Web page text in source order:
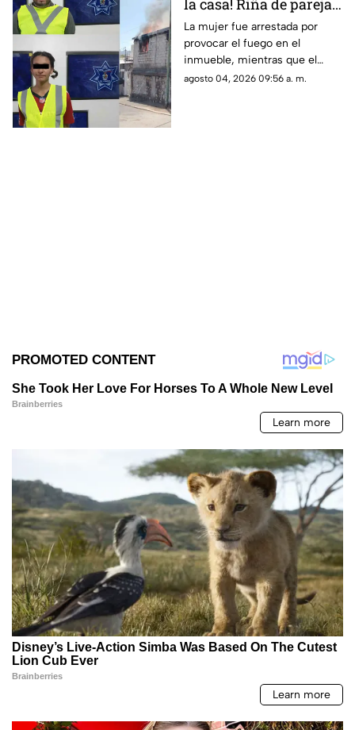
la casa! Riña de pareja
termina en incendio
total de vivienda en
Ciudad Juárez
La mujer fue arrestada por
provocar el fuego en el
inmueble, mientras que el
hombre fue detenido por
agosto 04, 2026 09:56 a. m.